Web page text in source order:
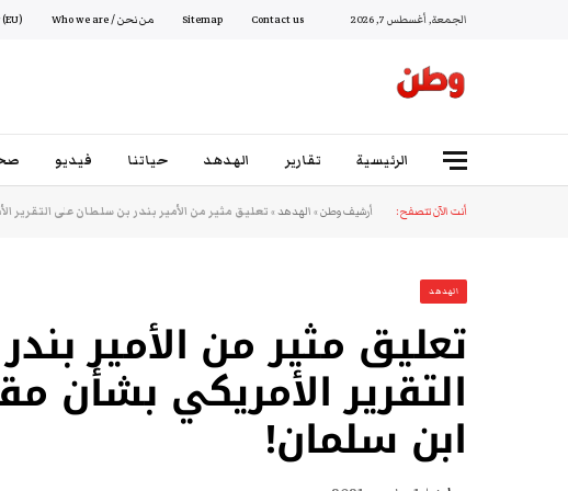
الجمعة, أغسطس 7, 2026 Contact us
Sitemap من نحن / Who we are
الرئيسية تقارير الهدهد حياتنا فيديو
أنت الآن تتصفح: أرشيف وطن»الهدهد»تعليق مثير من الأمير بندر بن سلطان على
الهدهد
تعليق مثير من الأمير
التقرير الأمريكي
ابن سلمان!